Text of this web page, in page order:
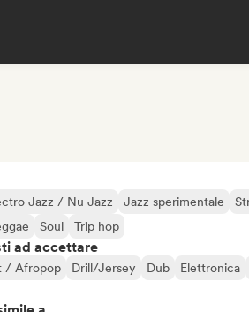
Jazz / Nu Jazz Jazz sperimentale
Soul Trip hop
ad accettare
/ Afropop Drill/Jersey Dub Elettronica